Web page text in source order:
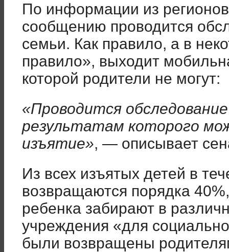
По информации из
сообщению проводится
семьи. Как правило, а в
правило», выходит
которой родители не могут:
«Проводится
результатам которого
изъятие», — описывает
Из всех изъятых детей в
возвращаются порядка
ребенка забирают в
учреждения «для
были возвращены